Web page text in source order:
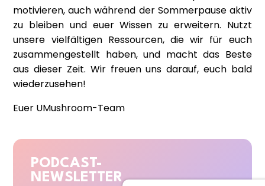
motivieren, auch während der Sommerpause aktiv
zu bleiben und euer Wissen zu erweitern. Nutzt
unsere vielfältigen Ressourcen, die wir für euch
zusammengestellt haben, und macht das Beste
aus dieser Zeit. Wir freuen uns darauf, euch bald
wiederzusehen!
Euer UMushroom-Team
PODCAST-
NEWSLETTER